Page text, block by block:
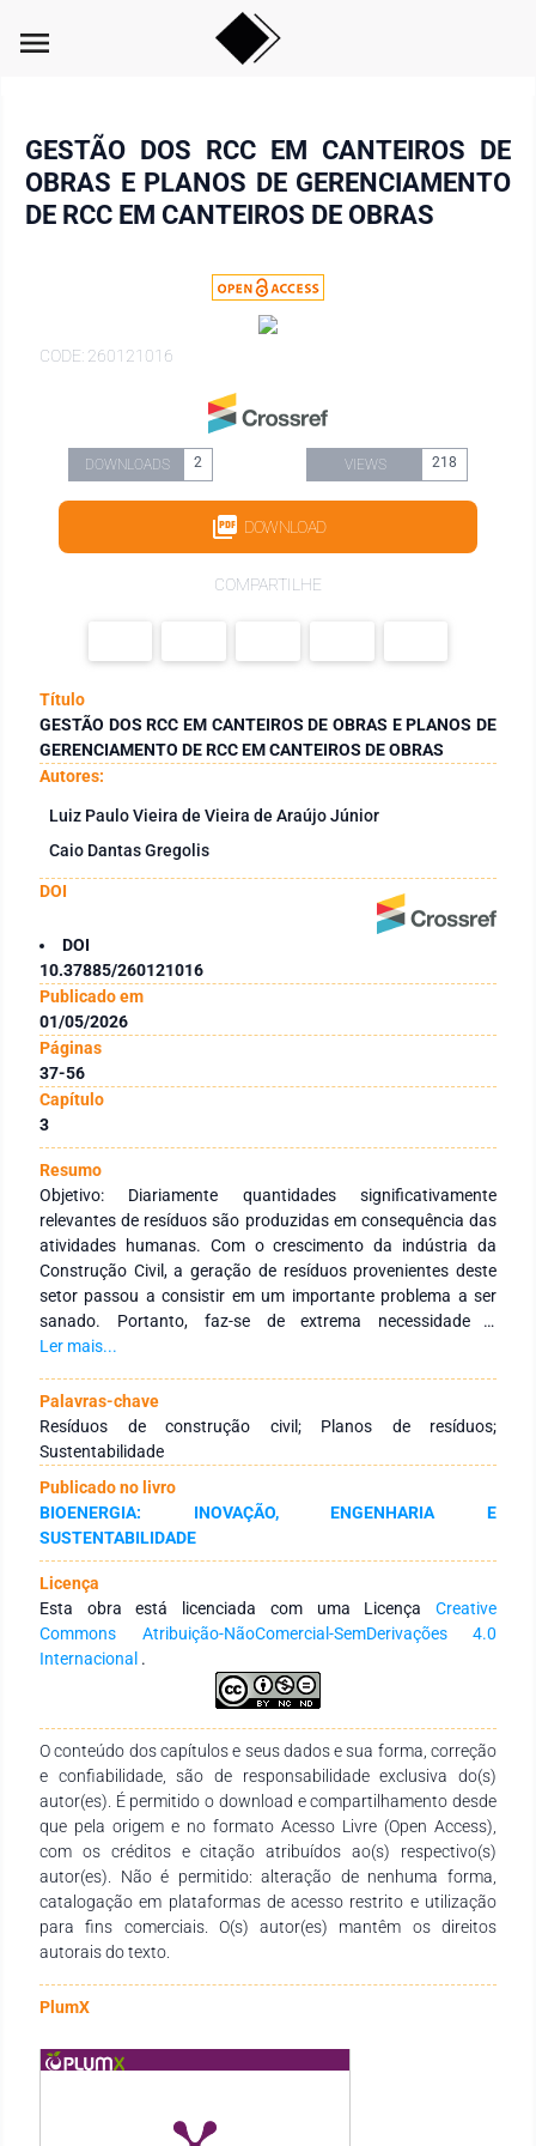
menu
GESTÃO DOS RCC EM CANTEIROS DE
OBRAS E PLANOS DE GERENCIAMENTO
DE RCC EM CANTEIROS DE OBRAS
CODE: 260121016
DOWNLOADS 2 VIEWS 218
DOWNLOAD
COMPARTILHE
Título
GESTÃO DOS RCC EM CANTEIROS DE OBRAS E PLANOS DE
GERENCIAMENTO DE RCC EM CANTEIROS DE OBRAS
Autores:
Luiz Paulo Vieira de Vieira de Araújo Júnior
Caio Dantas Gregolis
DOI
DOI
10.37885/260121016
Publicado em
01/05/2026
Páginas
37-56
Capítulo
3
Resumo
Objetivo: Diariamente quantidades significativamente
relevantes de resíduos são produzidas em consequência das
atividades humanas. Com o crescimento da indústria da
Construção Civil, a geração de resíduos provenientes deste
setor passou a consistir em um importante problema a ser
sanado. Portanto, faz-se de extrema necessidade o
gerenciamento adequado dos resíduos, de modo que estes
que se tenha a redução dos impactos ambientais negativos.
O objetivo deste trabalho é apresentar os principais conceitos
e mostrar um panorama sobre a gestão dos resíduos de
construção em canteiro de obra e planos de gerenciamento
de resíduos de construção em canteiros de obra. Métodos: A
metodologia utilizada para realizar é através de uma revisão
da literatura sobre a temática. Resultados: Este trabalho
apresentou uma visão geral sobre os principais tópicos
referente à temática gestão dos resíduos de construção em
canteiro de obra e planos de gerenciamento de resíduos de
construção em canteiros de obra. Conclusão: Este trabalho
pode ser importante para academia e para os especialistas
Ler mais...
Palavras-chave
Resíduos de construção civil; Planos de resíduos;
Sustentabilidade
Publicado no livro
BIOENERGIA: INOVAÇÃO, ENGENHARIA E
SUSTENTABILIDADE
Licença
Esta obra está licenciada com uma Licença Creative
Commons Atribuição-NãoComercial-SemDerivações 4.0
Internacional .
O conteúdo dos capítulos e seus dados e sua forma, correção
e confiabilidade, são de responsabilidade exclusiva do(s)
autor(es). É permitido o download e compartilhamento desde
que pela origem e no formato Acesso Livre (Open Access),
com os créditos e citação atribuídos ao(s) respectivo(s)
autor(es). Não é permitido: alteração de nenhuma forma,
catalogação em plataformas de acesso restrito e utilização
para fins comerciais. O(s) autor(es) mantêm os direitos
autorais do texto.
PlumX